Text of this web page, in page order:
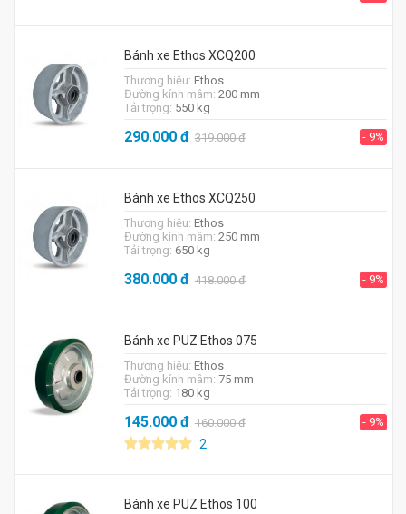
Bánh xe Ethos XCQ200
Thương hiệu: Ethos
Đường kính mâm: 200 mm
Tải trọng: 550 kg
290.000đ 319.000đ - 9%
Bánh xe Ethos XCQ250
Thương hiệu: Ethos
Đường kính mâm: 250 mm
Tải trọng: 650 kg
380.000đ 418.000đ - 9%
Bánh xe PUZ Ethos 075
Thương hiệu: Ethos
Đường kính mâm: 75 mm
Tải trọng: 180 kg
145.000đ 160.000đ - 9%
2
Bánh xe PUZ Ethos 100